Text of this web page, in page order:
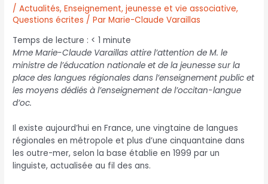
/Actualités,Enseignement, jeunesse et vie associative,
Questions écrites / ParMarie-Claude Varaillas
Temps de lecture : < 1 minute
Mme Marie-Claude Varaillas attire l’attention de M. le
ministre de l’éducation nationale et de la jeunesse sur la
place des langues régionales dans l’enseignement public et
les moyens dédiés à l’enseignement de l’occitan-langue
d’oc.
Il existe aujourd’hui en France, une vingtaine de langues
régionales en métropole et plus d’une cinquantaine dans
les outre-mer, selon la base établie en 1999 par un
linguiste, actualisée au fil des ans.